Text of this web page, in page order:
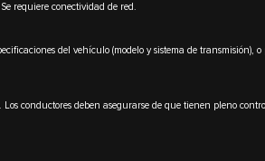
requiere conectividad de red.
del vehículo (modelo y sistema de
conductores deben asegurarse de que tienen pleno